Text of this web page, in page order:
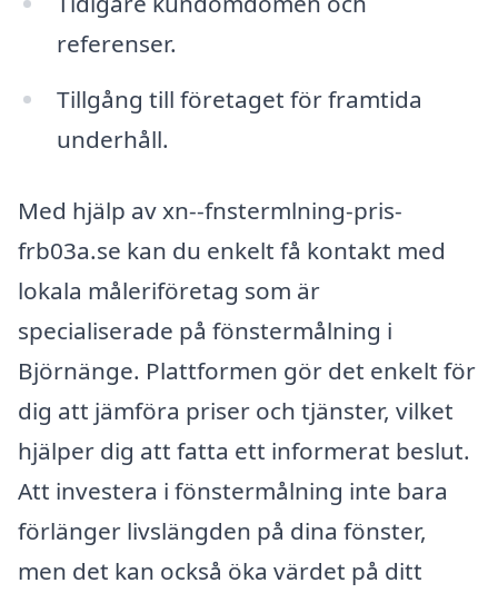
referenser.
Tillgång till företaget för framtida
underhåll.
Med hjälp av xn--fnstermlning-pris-
frb03a.se kan du enkelt få kontakt med
lokala måleriföretag som är
specialiserade på fönstermålning i
Björnänge. Plattformen gör det enkelt för
dig att jämföra priser och tjänster, vilket
hjälper dig att fatta ett informerat beslut.
Att investera i fönstermålning inte bara
förlänger livslängden på dina fönster,
men det kan också öka värdet på ditt